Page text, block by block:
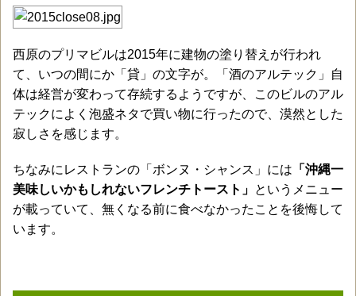
西原のプリマビルは2015年に建物の塗り替えが行われ
て、いつの間にか「貸」の文字が。「酒のアルテック」自
体は経営が変わって存続するようですが、このビルのアル
テックによく泡盛ネタで買い物に行ったので、漠然とした
寂しさを感じます。
ちなみにレストランの「ボンヌ・シャンス」には 「沖縄一
美味しいかもしれないフレンチトースト」 というメニュー
が載っていて、無くなる前に食べなかったことを後悔して
います。